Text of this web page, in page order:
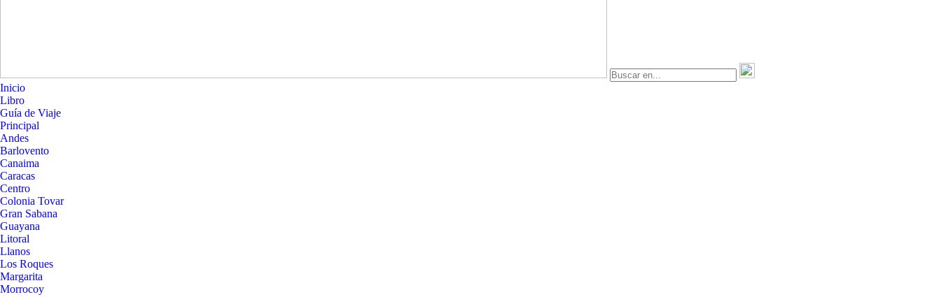
Inicio
Libro
Guía de Viaje
Principal
Andes
Barlovento
Canaima
Caracas
Centro
Colonia Tovar
Gran Sabana
Guayana
Litoral
Llanos
Los Roques
Margarita
Morrocoy